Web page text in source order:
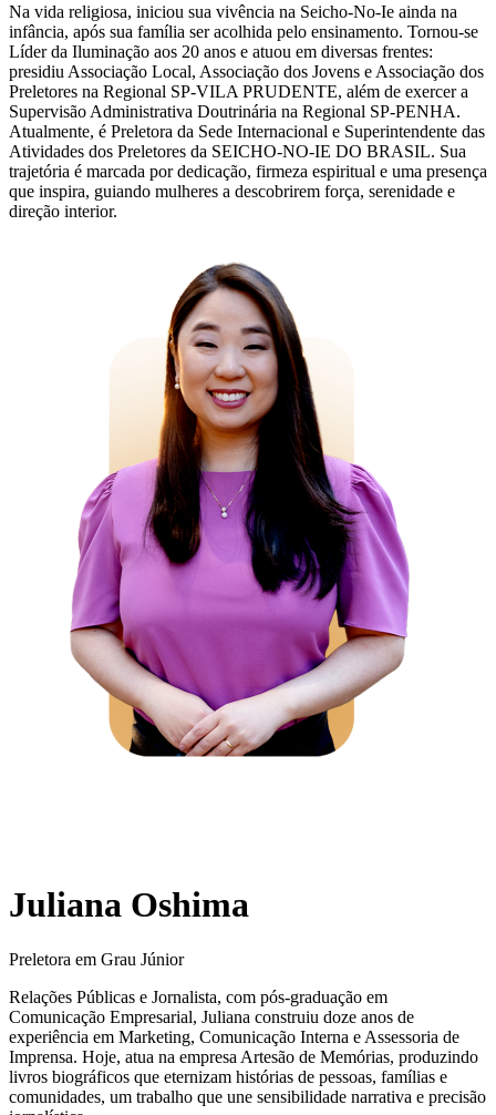
Na vida religiosa, iniciou sua vivência na Seicho-No-Ie ainda na
infância, após sua família ser acolhida pelo ensinamento. Tornou-se
Líder da Iluminação aos 20 anos e atuou em diversas frentes:
presidiu Associação Local, Associação dos Jovens e Associação dos
Preletores na Regional SP-VILA PRUDENTE, além de exercer a
Supervisão Administrativa Doutrinária na Regional SP-PENHA.
Atualmente, é Preletora da Sede Internacional e Superintendente das
Atividades dos Preletores da SEICHO-NO-IE DO BRASIL. Sua
trajetória é marcada por dedicação, firmeza espiritual e uma presença
que inspira, guiando mulheres a descobrirem força, serenidade e
direção interior.
Juliana Oshima
Preletora em Grau Júnior
Relações Públicas e Jornalista, com pós-graduação em
Comunicação Empresarial, Juliana construiu doze anos de
experiência em Marketing, Comunicação Interna e Assessoria de
Imprensa. Hoje, atua na empresa Artesão de Memórias, produzindo
livros biográficos que eternizam histórias de pessoas, famílias e
comunidades, um trabalho que une sensibilidade narrativa e precisão